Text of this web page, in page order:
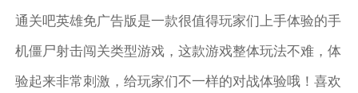
通关吧英雄免广告版是一款很值得玩家们上手体验的手
机僵尸射击闯关类型游戏，这款游戏整体玩法不难，体
验起来非常刺激，给玩家们不一样的对战体验哦！喜欢